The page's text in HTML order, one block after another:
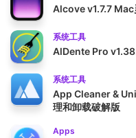
Alcove v1.7.7 Mac
系统工具
AlDente Pro
系统工具
App Cleaner &
理和卸载破解版
Apps